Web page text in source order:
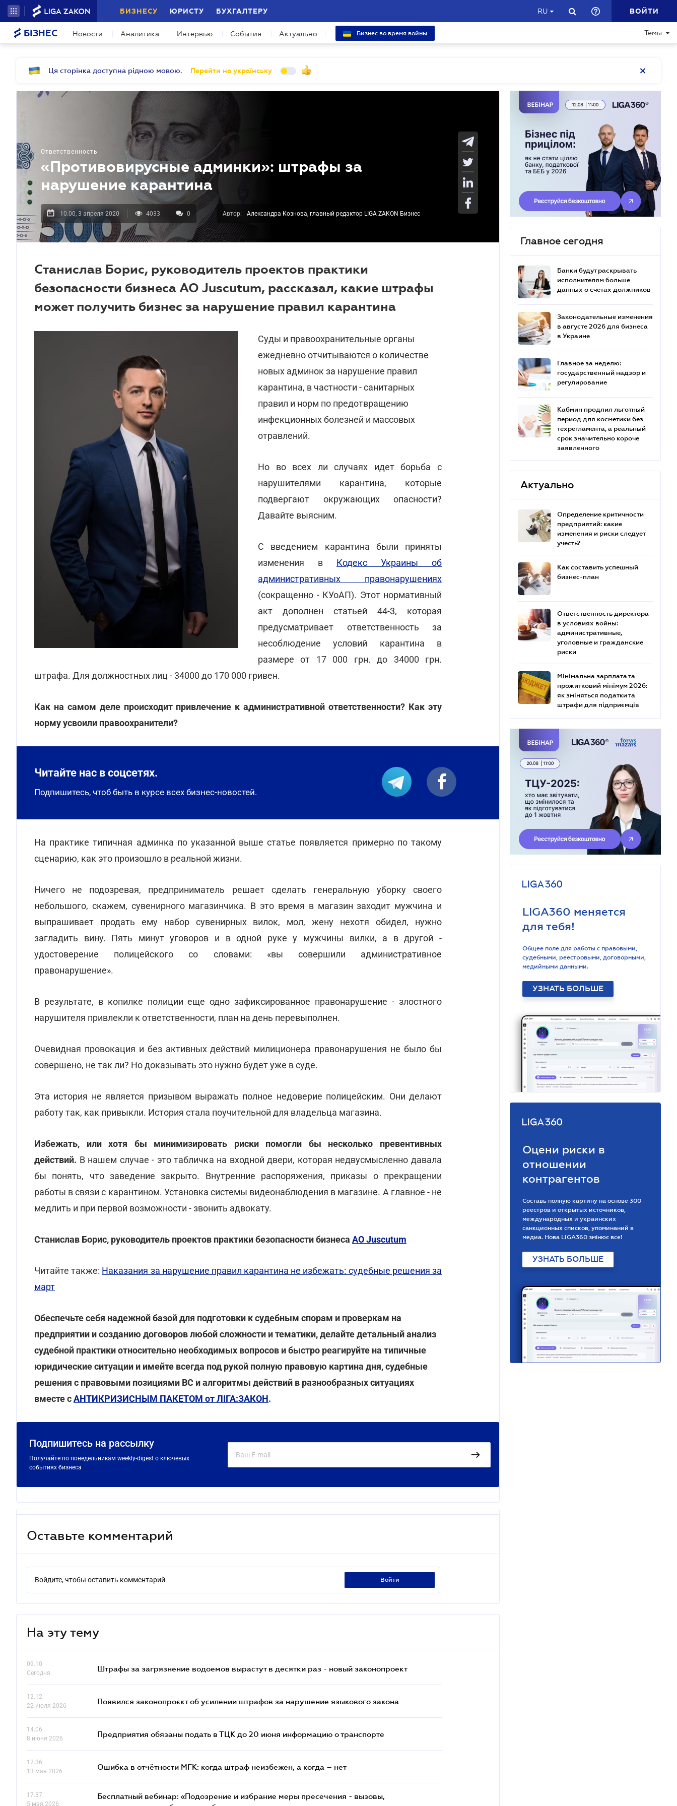
БИЗНЕСУ ЮРИСТУ БУХГАЛТЕРУ RU ВОЙТИ
БІЗНЕС Новости Аналитика Интервью События Актуально Бизнес во время войны Темы
Ця сторінка доступна рідною мовою. Перейти на українську
Ответственность
«Противовирусные админки»: штрафы за
нарушение карантина
10.00, 3 апреля 2020 4033 0 Автор: Александра Кознова, главный редактор LIGA ZAKON Бизнес
Станислав Борис, руководитель проектов практики
безопасности бизнеса АО Juscutum, рассказал, какие штрафы
может получить бизнес за нарушение правил карантина
Суды и правоохранительные органы
ежедневно отчитываются о количестве
новых админок за нарушение правил
карантина, в частности - санитарных
правил и норм по предотвращению
инфекционных болезней и массовых
отравлений.
Но во всех ли случаях идет борьба с
нарушителями карантина, которые
подвергают окружающих опасности?
Давайте выясним.
С введением карантина были приняты
изменения в Кодекс Украины об
административных правонарушениях
(сокращенно - КУоАП). Этот нормативный
акт дополнен статьей 44-3, которая
предусматривает ответственность за
несоблюдение условий карантина в
размере от 17 000 грн. до 34000 грн.
штрафа. Для должностных лиц - 34000 до 170 000 гривен.
Как на самом деле происходит привлечение к административной ответственности? Как эту
норму усвоили правоохранители?
Читайте нас в соцсетях.
Подпишитесь, чтоб быть в курсе всех бизнес-новостей.
На практике типичная админка по указанной выше статье появляется примерно по такому
сценарию, как это произошло в реальной жизни.
Ничего не подозревая, предприниматель решает сделать генеральную уборку своего
небольшого, скажем, сувенирного магазинчика. В это время в магазин заходит мужчина и
выпрашивает продать ему набор сувенирных вилок, мол, жену нехотя обидел, нужно
загладить вину. Пять минут уговоров и в одной руке у мужчины вилки, а в другой -
удостоверение полицейского со словами: «вы совершили административное
правонарушение».
В результате, в копилке полиции еще одно зафиксированное правонарушение - злостного
нарушителя привлекли к ответственности, план на день перевыполнен.
Очевидная провокация и без активных действий милиционера правонарушения не было бы
совершено, не так ли? Но доказывать это нужно будет уже в суде.
Эта история не является призывом выражать полное недоверие полицейским. Они делают
работу так, как привыкли. История стала поучительной для владельца магазина.
Избежать, или хотя бы минимизировать риски помогли бы несколько превентивных
действий. В нашем случае - это табличка на входной двери, которая недвусмысленно давала
бы понять, что заведение закрыто. Внутренние распоряжения, приказы о прекращении
работы в связи с карантином. Установка системы видеонаблюдения в магазине. А главное - не
медлить и при первой возможности - звонить адвокату.
Станислав Борис, руководитель проектов практики безопасности бизнеса АО Juscutum
Читайте также: Наказания за нарушение правил карантина не избежать: судебные решения за
март
Обеспечьте себя надежной базой для подготовки к судебным спорам и проверкам на
предприятии и созданию договоров любой сложности и тематики, делайте детальный анализ
судебной практики относительно необходимых вопросов и быстро реагируйте на типичные
юридические ситуации и имейте всегда под рукой полную правовую картина дня, судебные
решения с правовыми позициями ВС и алгоритмы действий в разнообразных ситуациях
вместе сАНТИКРИЗИСНЫМ ПАКЕТОМ от ЛІГА:ЗАКОН.
Подпишитесь на рассылку
Получайте по понедельникам weekly-digest о ключевых
событиях бизнеса
Оставьте комментарий
Войдите, чтобы оставить комментарий войти
На эту тему
09.10
Сегодня
Штрафы за загрязнение водоемов вырастут в десятки раз - новый законопроект
12.12
22 июля 2026
Появился законопроєкт об усилении штрафов за нарушение языкового закона
14.06
8 июня 2026
Предприятия обязаны подать в ТЦК до 20 июня информацию о транспорте
12.36
13 мая 2026
Ошибка в отчётности МГК: когда штраф неизбежен, а когда – нет
17.37
5 мая 2026
Бесплатный вебинар: «Подозрение и избрание меры пресечения - вызовы,
Главное сегодня
Банки будут раскрывать
исполнителям больше
данных о счетах должников
Законодательные изменения
в августе 2026 для бизнеса
в Украине
Главное за неделю:
государственный надзор и
регулирование
Кабмин продлил льготный
период для косметики без
техрегламента, а реальный
срок значительно короче
заявленного
Актуально
Определение критичности
предприятий: какие
изменения и риски следует
учесть?
Как составить успешный
бизнес-план
Ответственность директора
в условиях войны:
административные,
уголовные и гражданские
риски
Мінімальна зарплата та
прожитковий мінімум 2026:
як зміняться податки та
штрафи для підприємців
LIGA360 меняется
для тебя!
Общее поле для работы с правовыми,
судебными, реестровыми, договорными,
медийными данными.
УЗНАТЬ БОЛЬШЕ
Оцени риски в
отношении
контрагентов
Составь полную картину на основе 300
реестров и открытых источников,
международных и украинских
санкционных списков, упоминаний в
медиа. Нова LIGA360 змінює все!
УЗНАТЬ БОЛЬШЕ